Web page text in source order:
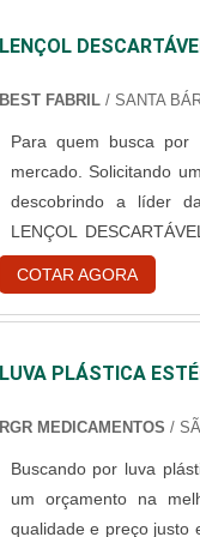
LENÇOL
BEST FABRIL/ SANTA
Para quem busca por
mercado. Solicitando
descobrindo a líder
LENÇOL
empresa inovadora,
lençol descartável tnt
sempre a melhor
serviços com ótima
especializadas no
durabilidade dos
de produtos que não
COTAR AGORA
LUVA PLÁSTICA
RGR MEDICAMENTOS /
Buscando por luva
um orçamento na
qualidade e preço justo